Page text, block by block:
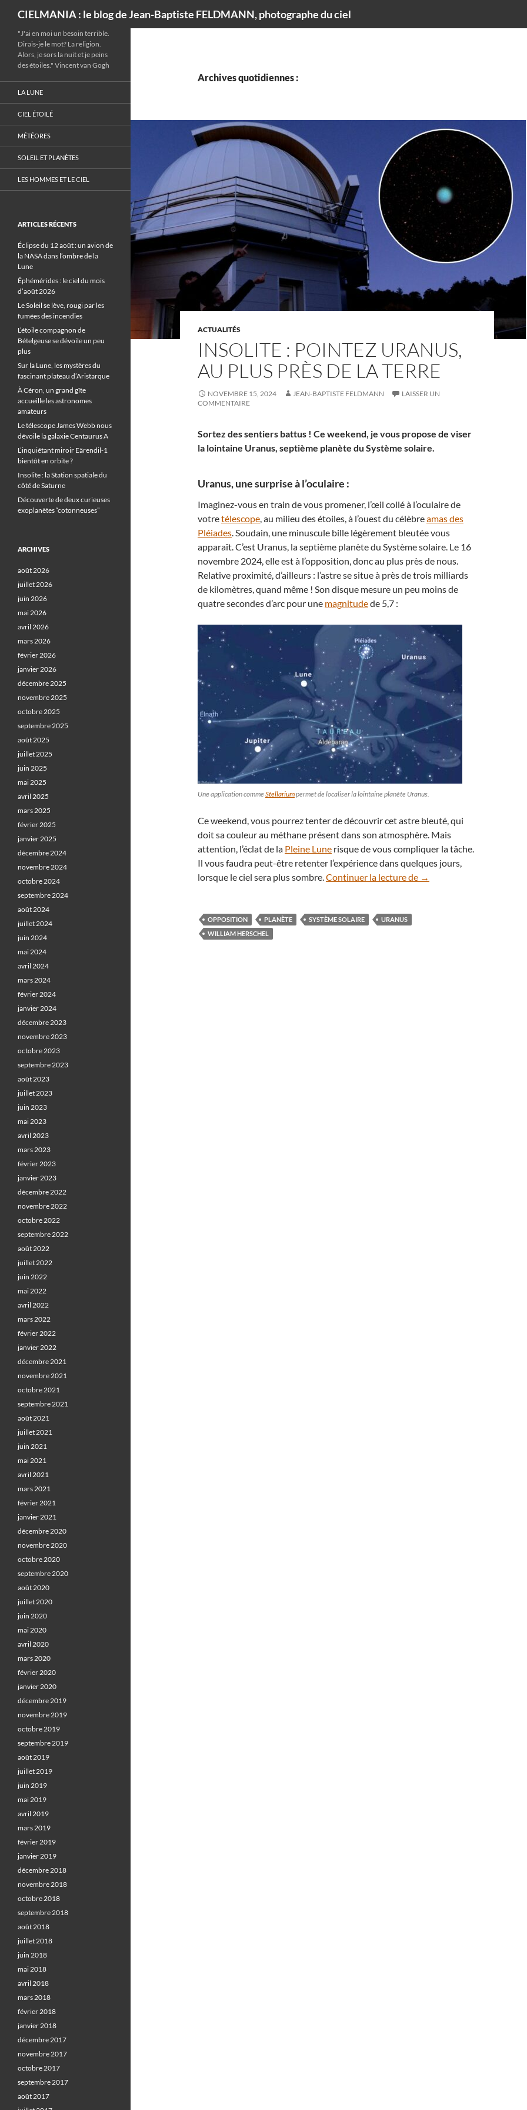
CIELMANIA : le blog de Jean-Baptiste FELDMANN, photographe du ciel
Archives quotidiennes :
ACTUALITÉS
INSOLITE : POINTEZ URANUS,
AU PLUS PRÈS DE LA TERRE
NOVEMBRE 15, 2024 JEAN-BAPTISTE FELDMANN
LAISSER UN
COMMENTAIRE
Sortez des sentiers battus ! Ce weekend, je vous propose de viser
la lointaine Uranus, septième planète du Système solaire.
Uranus, une surprise à l’oculaire :
Imaginez-vous en train de vous promener, l’œil collé à l’oculaire de
votretélescope, au milieu des étoiles, à l’ouest du célèbreamas des
Pléiades. Soudain, une minuscule bille légèrement bleutée vous
apparaît. C’est Uranus, la septième planète du Système solaire. Le 16
novembre 2024, elle est à l’opposition, donc au plus près de nous.
Relative proximité, d’ailleurs : l’astre se situe à près de trois milliards
de kilomètres, quand même ! Son disque mesure un peu moins de
quatre secondes d’arc pour une magnitudede 5,7 :
Une application commeStellariumpermet de localiser la lointaine planète Uranus.
Ce weekend, vous pourrez tenter de découvrir cet astre bleuté, qui
doit sa couleur au méthane présent dans son atmosphère. Mais
attention, l’éclat de la Pleine Lune risque de vous compliquer la tâche.
Il vous faudra peut-être retenter l’expérience dans quelques jours,
lorsque le ciel sera plus sombre.Continuer la lecture de Insolite : pointez Uranus,
→
OPPOSITION PLANÈTE SYSTÈME SOLAIRE
URANUS
WILLIAM HERSCHEL
"J'ai en moi un besoin terrible.
Dirais-je le mot? La religion.
Alors, je sors la nuit et je peins
des étoiles." Vincent van Gogh
LA LUNE
CIEL ÉTOILÉ
MÉTÉORES
SOLEIL ET PLANÈTES
LES HOMMES ET LE CIEL
ARTICLES RÉCENTS
Éclipse du 12 août : un avion de
la NASA dans l’ombre de la
Lune
Éphémérides : le ciel du mois
d’août 2026
Le Soleil se lève, rougi par les
fumées des incendies
L’étoile compagnon de
Bételgeuse se dévoile un peu
plus
Sur la Lune, les mystères du
fascinant plateau d’Aristarque
À Céron, un grand gîte
accueille les astronomes
amateurs
Le télescope James Webb nous
dévoile la galaxie Centaurus A
L’inquiétant miroir Eärendil-1
bientôt en orbite ?
Insolite : la Station spatiale du
côté de Saturne
Découverte de deux curieuses
exoplanètes “cotonneuses”
ARCHIVES
août 2026
juillet 2026
juin 2026
mai 2026
avril 2026
mars 2026
février 2026
janvier 2026
décembre 2025
novembre 2025
octobre 2025
septembre 2025
août 2025
juillet 2025
juin 2025
mai 2025
avril 2025
mars 2025
février 2025
janvier 2025
décembre 2024
novembre 2024
octobre 2024
septembre 2024
août 2024
juillet 2024
juin 2024
mai 2024
avril 2024
mars 2024
février 2024
janvier 2024
décembre 2023
novembre 2023
octobre 2023
septembre 2023
août 2023
juillet 2023
juin 2023
mai 2023
avril 2023
mars 2023
février 2023
janvier 2023
décembre 2022
novembre 2022
octobre 2022
septembre 2022
août 2022
juillet 2022
juin 2022
mai 2022
avril 2022
mars 2022
février 2022
janvier 2022
décembre 2021
novembre 2021
octobre 2021
septembre 2021
août 2021
juillet 2021
juin 2021
mai 2021
avril 2021
mars 2021
février 2021
janvier 2021
décembre 2020
novembre 2020
octobre 2020
septembre 2020
août 2020
juillet 2020
juin 2020
mai 2020
avril 2020
mars 2020
février 2020
janvier 2020
décembre 2019
novembre 2019
octobre 2019
septembre 2019
août 2019
juillet 2019
juin 2019
mai 2019
avril 2019
mars 2019
février 2019
janvier 2019
décembre 2018
novembre 2018
octobre 2018
septembre 2018
août 2018
juillet 2018
juin 2018
mai 2018
avril 2018
mars 2018
février 2018
janvier 2018
décembre 2017
novembre 2017
octobre 2017
septembre 2017
août 2017